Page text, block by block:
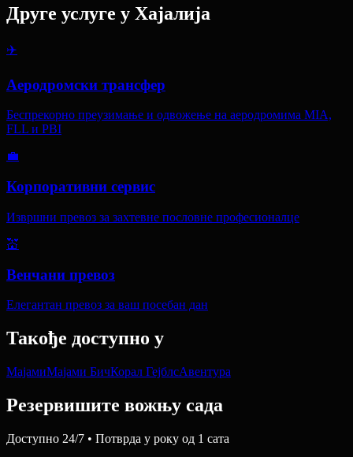
Друге услуге у Хајалија
✈️
Аеродромски трансфер
Беспрекорно преузимање и одвожење на аеродромима MIA,
FLL и PBI
💼
Корпоративни сервис
Извршни превоз за захтевне пословне професионалце
💒
Венчани превоз
Елегантан превоз за ваш посебан дан
Такође доступно у
МајамиМајами БичКорал ГејблсАвентура
Резервишите вожњу сада
Доступно 24/7 • Потврда у року од 1 сата